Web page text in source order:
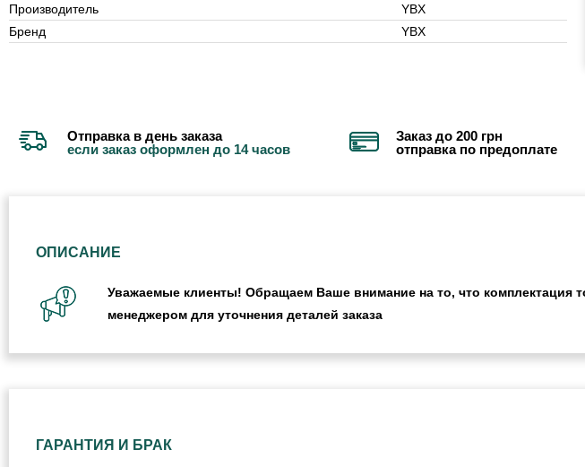
Производитель
YBX
Бренд
YBX
Отправка в день заказа
если заказ оформлен до 14 часов
Заказ до 200 грн
отправка по предоплате
ОПИСАНИЕ
Уважаемые клиенты! Обращаем Ваше внимание на то, что комплектация
менеджером для уточнения деталей заказа
ГАРАНТИЯ И БРАК